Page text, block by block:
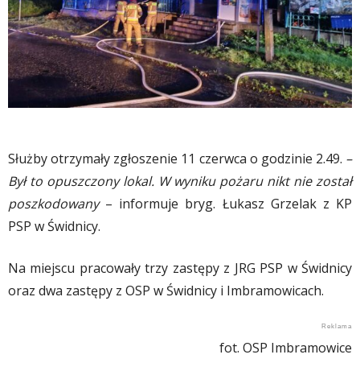
Służby otrzymały zgłoszenie 11 czerwca o godzinie 2.49. –
Był to opuszczony lokal. W wyniku pożaru nikt nie został
poszkodowany– informuje bryg. Łukasz Grzelak z KP
PSP w Świdnicy.
Na miejscu pracowały trzy zastępy z JRG PSP w Świdnicy
oraz dwa zastępy z OSP w Świdnicy i Imbramowicach.
fot. OSP Imbramowice